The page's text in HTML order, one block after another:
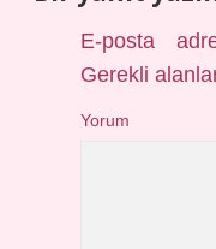
E-posta
Gerekli
Yorum